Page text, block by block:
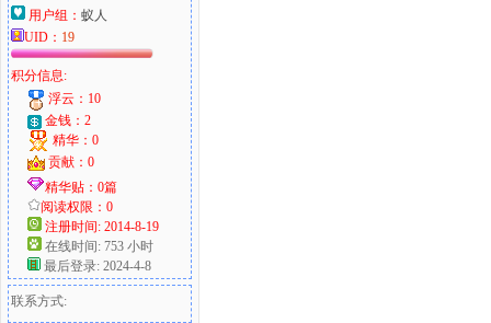
用户组： 蚁人
UID： 19
积分信息:
浮云：10
金钱：2
精华：0
贡献：0
精华贴：0篇
阅读权限：0
注册时间: 2014-8-19
在线时间: 753 小时
最后登录: 2024-4-8
联系方式: